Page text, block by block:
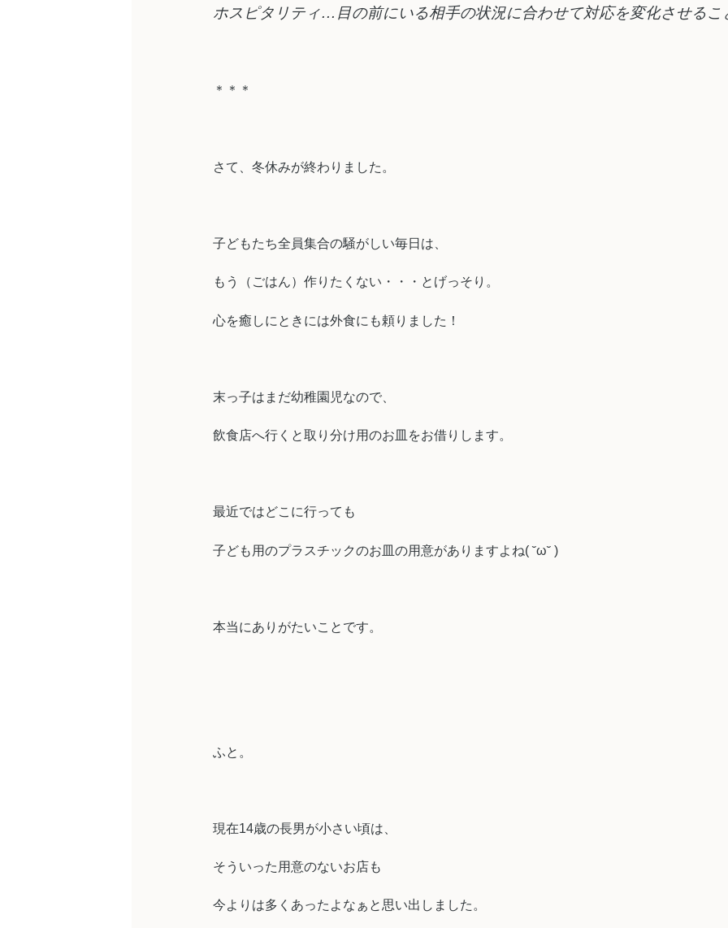
ホスピタリティ…目の前にいる相手の状況に合わせて対応を変化させるこ
＊＊＊
さて、冬休みが終わりました。
子どもたち全員集合の騒がしい毎日は、
もう（ごはん）作りたくない・・・とげっそり。
心を癒しにときには外食にも頼りました！
末っ子はまだ幼稚園児なので、
飲食店へ行くと取り分け用のお皿をお借りします。
最近ではどこに行っても
子ども用のプラスチックのお皿の用意がありますよね( ˘ω˘ )
本当にありがたいことです。
ふと。
現在14歳の長男が小さい頃は、
そういった用意のないお店も
今よりは多くあったよなぁと思い出しました。